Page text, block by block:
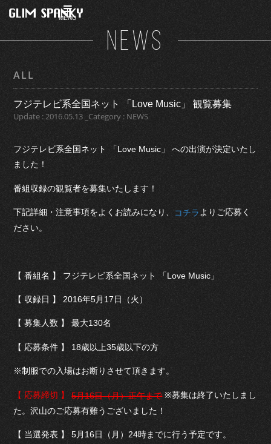
MENU
NEWS
ALL
フジテレビ系全国ネット 「Love Music」 観覧募集
Update : 2016.05.13 _Category : NEWS
フジテレビ系全国ネット 「Love Music」 への出演が決定いたし
ました！
番組収録の観覧者を募集いたします！
下記詳細・注意事項をよくお読みになり、 コチラ よりご応募く
ださい。
【 番組名 】 フジテレビ系全国ネット 「Love Music」
【 収録日 】 2016年5月17日（火）
【 募集人数 】 最大130名
【 応募条件 】 18歳以上35歳以下の方
※制服での入場はお断りさせて頂きます。
【 応募締切 】5月16日（月）正午まで ※募集は終了いたしまし
た。沢山のご応募有難うございました！
【 当選発表 】 5月16日（月）24時までに行う予定です。